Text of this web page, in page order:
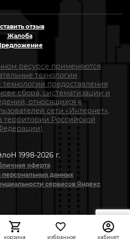
отзыв
Жалоба
ресурсе применяются
технологии
предоставления
сбора, систематизации и
относящихся к
сети «Интернет»,
территории Российской
1998-2026 г.
оферта
персональных данных
сервисов Яндекс
корзина избранное кабинет